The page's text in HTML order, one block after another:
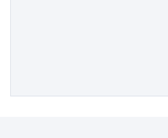
ألفارو أليخاندرو […]